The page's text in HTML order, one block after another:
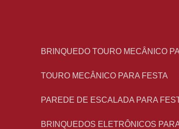
BRINQUEDO TOURO MECÂNICO
TOURO MECÂNICO PARA FESTA
PAREDE DE ESCALADA PARA
BRINQUEDOS ELETRÔNICOS